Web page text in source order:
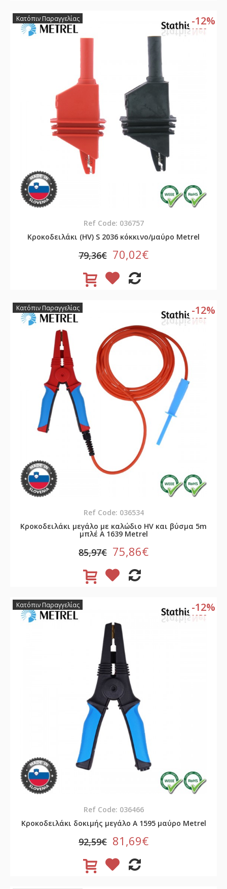
-12%
Κατόπιν Παραγγελίας
Ref Code: 036757
Κροκοδειλάκι (HV) S 2036 κόκκινο/μαύρο Metrel
79,36€ 70,02€
-12%
Κατόπιν Παραγγελίας
Ref Code: 036534
Κροκοδειλάκι μεγάλο με καλώδιο HV και βύσμα 5m
μπλέ A 1639 Metrel
85,97€ 75,86€
-12%
Κατόπιν Παραγγελίας
Ref Code: 036466
Κροκοδειλάκι δοκιμής μεγάλο A 1595 μαύρο Metrel
92,59€ 81,69€